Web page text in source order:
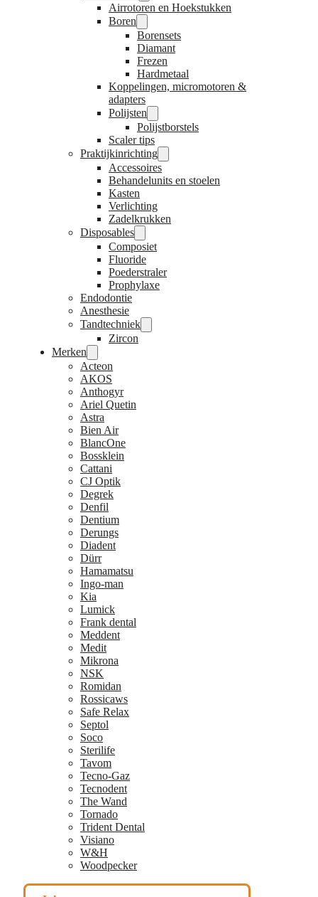
Airrotoren en Hoekstukken
Boren
Borensets
Diamant
Frezen
Hardmetaal
Koppelingen, micromotoren &
adapters
Polijsten
Polijstborstels
Scaler tips
Praktijkinrichting
Accessoires
Behandelunits en stoelen
Kasten
Verlichting
Zadelkrukken
Disposables
Composiet
Fluoride
Poederstraler
Prophylaxe
Endodontie
Anesthesie
Tandtechniek
Zircon
Merken
Acteon
AKOS
Anthogyr
Ariel Quetin
Astra
Bien Air
BlancOne
Bossklein
Cattani
CJ Optik
Degrek
Denfil
Dentium
Derungs
Diadent
Dürr
Hamamatsu
Ingo-man
Kia
Lumick
Frank dental
Meddent
Medit
Mikrona
NSK
Romidan
Rossicaws
Safe Relax
Septol
Soco
Sterilife
Tavom
Tecno-Gaz
Tecnodent
The Wand
Tornado
Trident Dental
Visiano
W&H
Woodpecker